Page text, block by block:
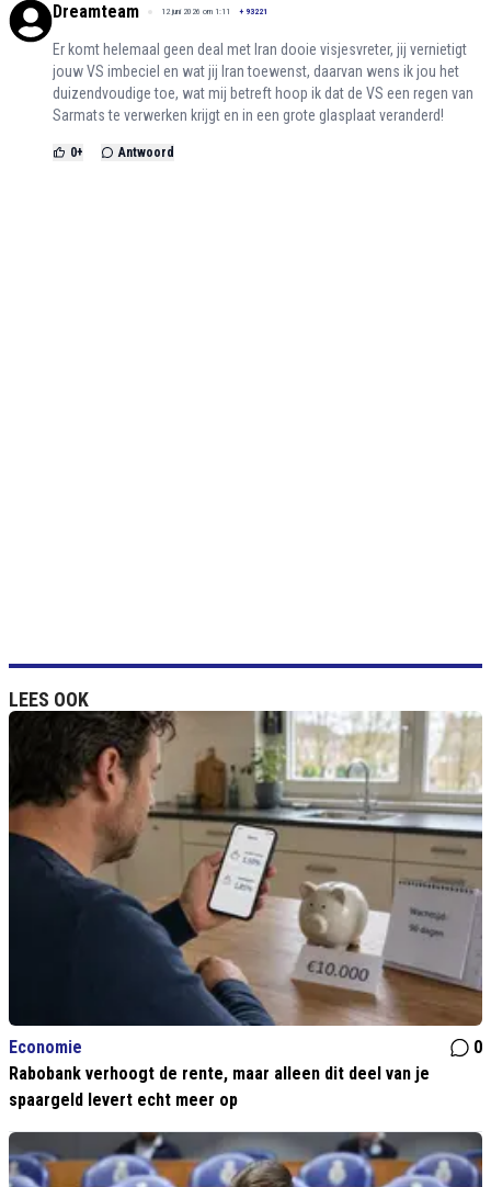
Dreamteam 12 juni 2026 om 1:11 + 93221
Er komt helemaal geen deal met Iran dooie visjesvreter, jij vernietigt
jouw VS imbeciel en wat jij Iran toewenst, daarvan wens ik jou het
duizendvoudige toe, wat mij betreft hoop ik dat de VS een regen van
Sarmats te verwerken krijgt en in een grote glasplaat veranderd!
0+ Antwoord
LEES OOK
Economie
0
Rabobank verhoogt de rente, maar alleen dit deel van je
spaargeld levert echt meer op